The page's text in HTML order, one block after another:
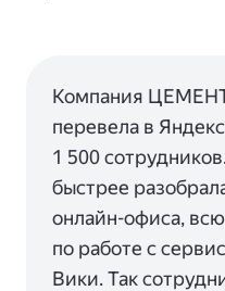
Компания
перевела в
1 500
быстрее
онлайн-офиса,
по работе с
Вики. Так